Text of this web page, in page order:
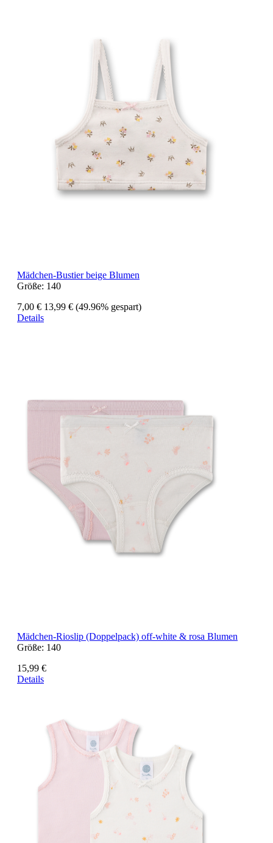
Mädchen-Bustier beige Blumen
Größe: 140
7,00 € 13,99 € (49.96% gespart)
Details
Mädchen-Rioslip (Doppelpack) off-white & rosa Blumen
Größe: 140
15,99 €
Details